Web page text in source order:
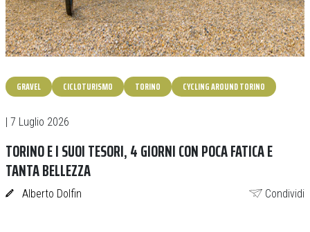
GRAVEL CICLOTURISMO TORINO CYCLING AROUND TORINO
| 7 Luglio 2026
TORINO E I SUOI TESORI, 4 GIORNI CON POCA FATICA E
TANTA BELLEZZA
Alberto Dolfin Condividi